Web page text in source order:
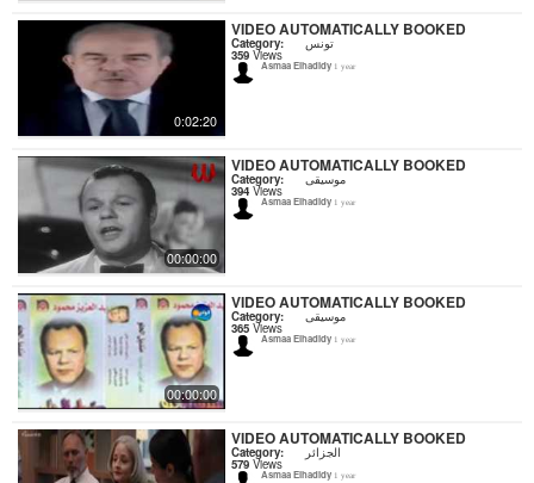
0:02:20
VIDEO AUTOMATICALLY BOOKED
Category: تونس
359 Views
Asmaa Elhadidy 1 year
00:00:00
VIDEO AUTOMATICALLY BOOKED
Category: موسيقى
394 Views
Asmaa Elhadidy 1 year
00:00:00
VIDEO AUTOMATICALLY BOOKED
Category: موسيقى
365 Views
Asmaa Elhadidy 1 year
VIDEO AUTOMATICALLY BOOKED
Category: الجزائر
579 Views
Asmaa Elhadidy 1 year